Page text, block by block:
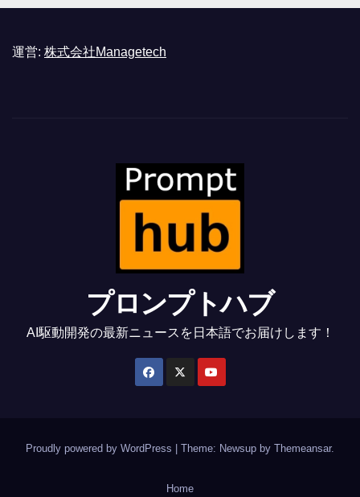
運営: 株式会社Managetech
プロンプトハブ
AI駆動開発の最新ニュースを日本語でお届けします！
Proudly powered by WordPress Theme: Newsup by Themeansar.
Home